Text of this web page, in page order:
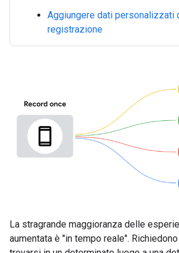
Aggiungere dati personalizzati
registrazione
La stragrande maggioranza delle
aumentata è "in tempo reale".